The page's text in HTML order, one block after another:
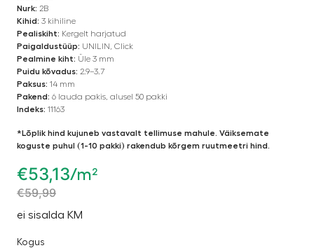
Nurk: 2B
Kihid: 3 kihiline
Pealiskiht: Kergelt harjatud
Paigaldustüüp: UNILIN, Click
Pealmine kiht: Üle 3 mm
Puidu kõvadus: 2.9–3.7
Paksus: 14 mm
Pakend: 6 lauda pakis, alusel 50 pakki
Indeks: 11163
*Lõplik hind kujuneb vastavalt tellimuse mahule. Väiksemate
koguste puhul (1-10 pakki) rakendub kõrgem ruutmeetri hind.
€53,13/m²
€59,99
ei sisalda KM
Kogus